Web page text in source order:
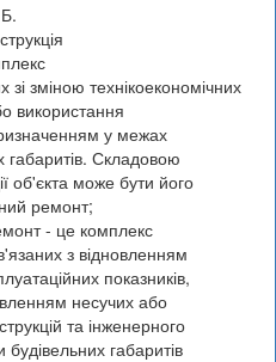
Б.
зі зміною технікоекономічних
використання
у межах
габаритів. Складовою
об'єкта може бути його
ремонт;
- це комплекс
з відновленням
показників,
несучих або
та інженерного
габаритів